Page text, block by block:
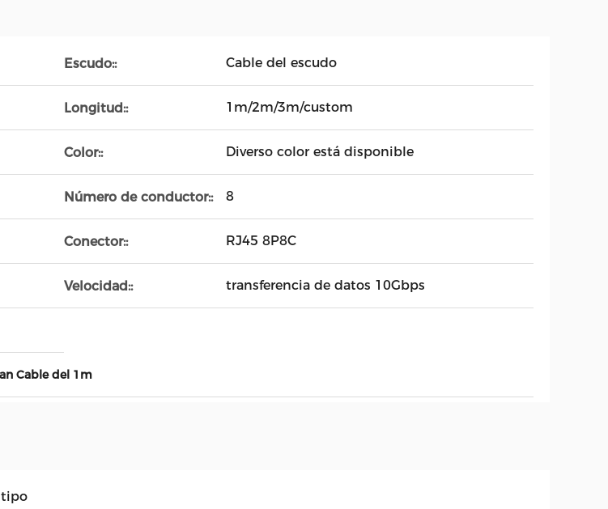
Escudo:: Cable del escudo
Longitud:: 1m/2m/3m/custom
Color:: Diverso color está disponible
Número de conductor:: 8
Conector:: RJ45 8P8C
Velocidad:: transferencia de datos 10Gbps
Cable del 1m
tipo